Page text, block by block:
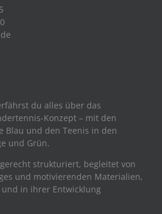
du alles über das
Konzept – mit den
Blau und den Teenis in den
und Grün.
strukturiert, begleitet von
und motivierenden Materialien,
in ihrer Entwicklung